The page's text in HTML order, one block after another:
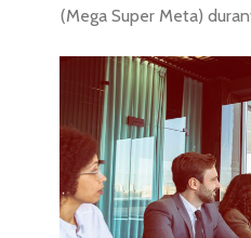
(Mega Super Meta)